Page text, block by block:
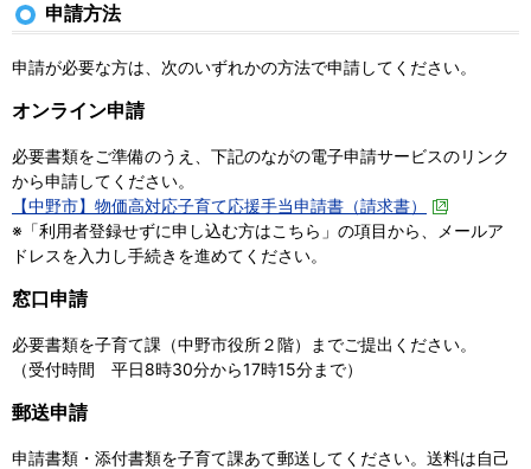
申請方法
申請が必要な方は、次のいずれかの方法で申請してください。
オンライン申請
必要書類をご準備のうえ、下記のながの電子申請サービスのリンク
から申請してください。
【中野市】物価高対応子育て応援手当申請書（請求書）
※「利用者登録せずに申し込む方はこちら」の項目から、メールア
ドレスを入力し手続きを進めてください。
窓口申請
必要書類を子育て課（中野市役所２階）までご提出ください。
（受付時間 平日8時30分から17時15分まで）
郵送申請
申請書類・添付書類を子育て課あて郵送してください。送料は自己